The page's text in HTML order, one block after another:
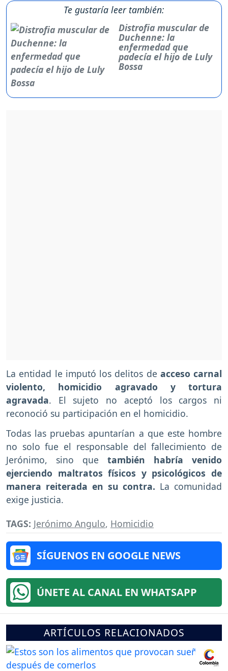
Te gustaría leer también:
Distrofia muscular de
Duchenne: la
enfermedad que
padecía el hijo de Luly
Bossa
La entidad le imputó los delitos de acceso carnal
violento, homicidio agravado y tortura
agravada. El sujeto no aceptó los cargos ni
reconoció su participación en el homicidio.
Todas las pruebas apuntarían a que este hombre
no solo fue el responsable del fallecimiento de
Jerónimo, sino que también habría venido
ejerciendo maltratos físicos y psicológicos de
manera reiterada en su contra. La comunidad
exige justicia.
TAGS: Jerónimo Angulo, Homicidio
SÍGUENOS EN GOOGLE NEWS
ÚNETE AL CANAL EN WHATSAPP
ARTÍCULOS RELACIONADOS